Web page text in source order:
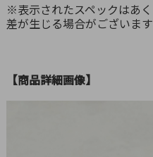
※表示されたスペックはあ
差が生じる場合がございま
【商品詳細画像】